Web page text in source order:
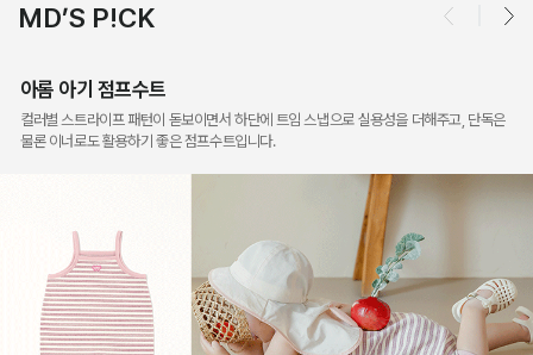
MD’S P!CK
아롬 아기 점프수트
컬러별 스트라이프 패턴이 돋보이면서 하단에 트임 스냅으로 실용성을 더해주고, 단독은
물론 이너로도 활용하기 좋은 점프수트입니다.